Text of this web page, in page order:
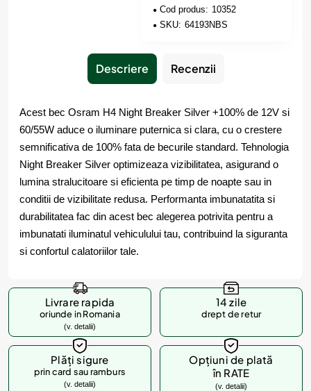
Cod produs: 10352
SKU: 64193NBS
Descriere Recenzii
Acest bec Osram H4 Night Breaker Silver +100% de 12V si
60/55W aduce o iluminare puternica si clara, cu o crestere
semnificativa de 100% fata de becurile standard. Tehnologia
Night Breaker Silver optimizeaza vizibilitatea, asigurand o
lumina stralucitoare si eficienta pe timp de noapte sau in
conditii de vizibilitate redusa. Performanta imbunatatita si
durabilitatea fac din acest bec alegerea potrivita pentru a
imbunatati iluminatul vehiculului tau, contribuind la siguranta
si confortul calatoriilor tale.
Livrare rapida
oriunde in Romania
(v. detalii)
14 zile
drept de retur
Plăți sigure
prin card sau ramburs
(v. detalii)
Opțiuni de plată
în RATE
(v. detalii)